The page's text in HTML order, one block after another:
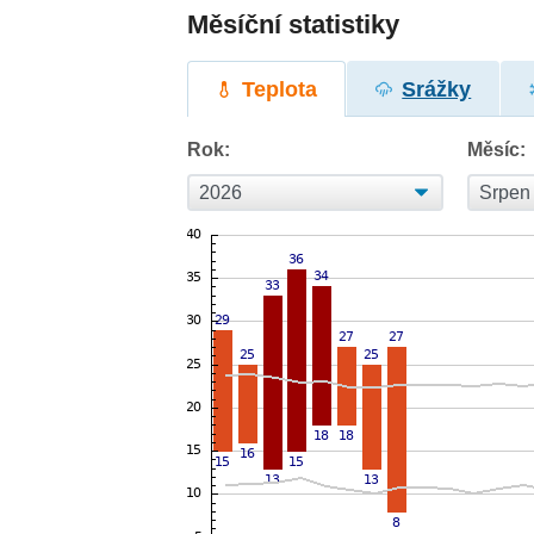
Měsíční statistiky
Teplota Srážky
Rok: Měsíc: